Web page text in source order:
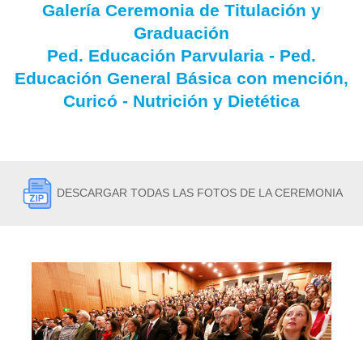
Galería Ceremonia de Titulación y
Graduación
Ped. Educación Parvularia - Ped.
Educación General Básica con mención,
Curicó - Nutrición y Dietética
DESCARGAR TODAS LAS FOTOS DE LA CEREMONIA